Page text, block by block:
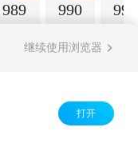
去毛利小五郎经常做的一
理，便帮助毛利小五郎破
989 990 991
继续使用浏览器
打开